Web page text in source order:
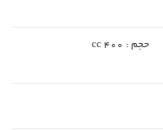
حجم : 400 cc